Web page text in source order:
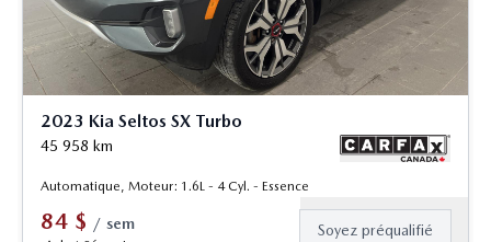
2023 Kia Seltos SX Turbo
45 958 km
Automatique, Moteur: 1.6L - 4 Cyl. - Essence
84 $ / sem Soyez préqualifié